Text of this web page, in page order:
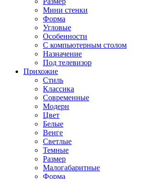
Мини стенки
Форма
Угловые
Особенности
С компьютерным столом
Назначение
Под телевизор
Прихожие
Стиль
Классика
Современные
Модерн
Цвет
Белые
Венге
Светлые
Темные
Размер
Малогабаритные
Форма